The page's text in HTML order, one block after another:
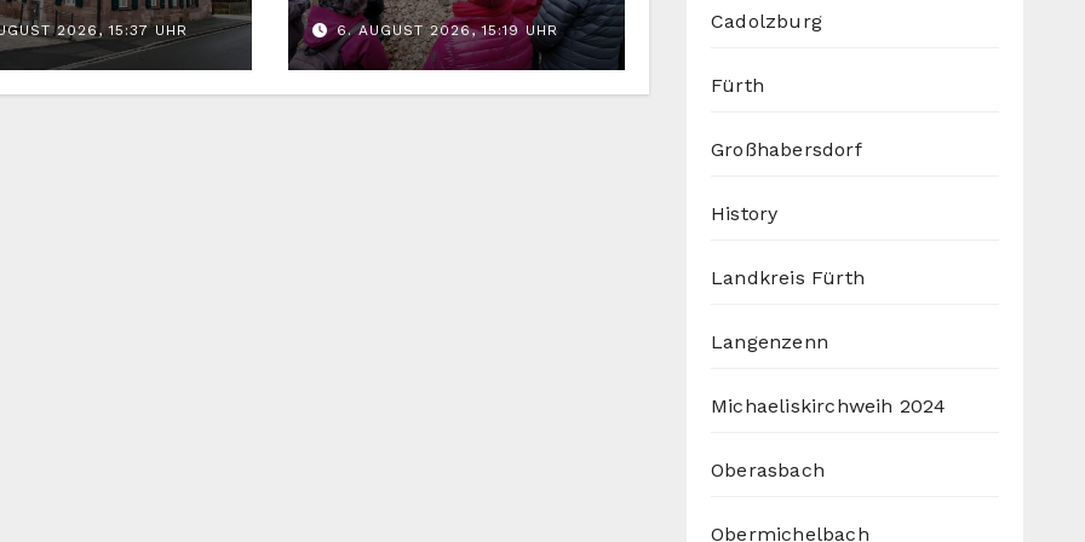
2026, 15:37 UHR
zurück
6. AUGUST 2026, 15:19 UHR Cadolzburg
Fürth
Großhabersdorf
History
Landkreis Fürth
Langenzenn
Michaeliskirchweih 2024
Oberasbach
Obermichelbach